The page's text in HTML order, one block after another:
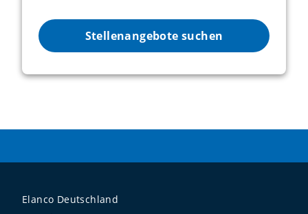
Stellenangebote suchen
Elanco Deutschland